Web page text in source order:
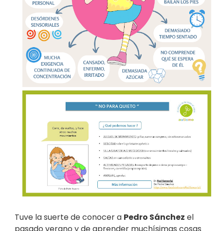
Tuve la suerte de conocer a Pedro Sánchez el